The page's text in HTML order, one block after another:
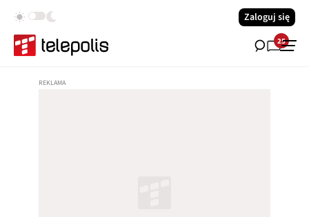
Zaloguj się
25